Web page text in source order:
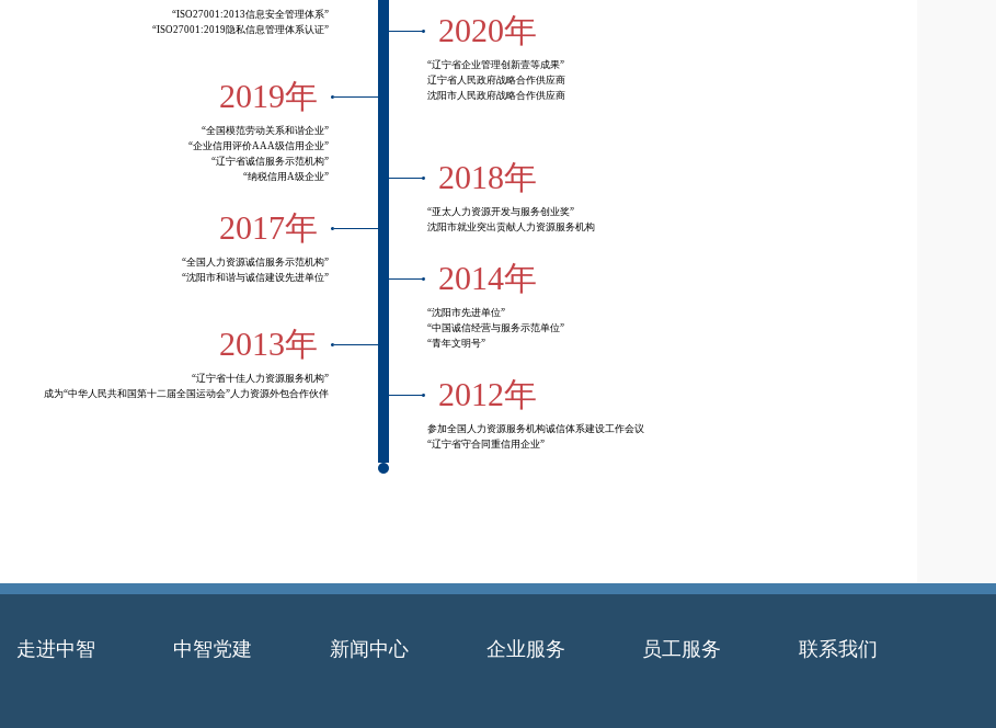
“ISO27001:2013信息安全管理体系”
“ISO27001:2019隐私信息管理体系认证”
2020年
“辽宁省企业管理创新壹等成果”
辽宁省人民政府战略合作供应商
沈阳市人民政府战略合作供应商
2019年
“全国模范劳动关系和谐企业”
“企业信用评价AAA级信用企业”
“辽宁省诚信服务示范机构”
“纳税信用A级企业”
2018年
“亚太人力资源开发与服务创业奖”
沈阳市就业突出贡献人力资源服务机构
2017年
“全国人力资源诚信服务示范机构”
“沈阳市和谐与诚信建设先进单位”
2014年
“沈阳市先进单位”
“中国诚信经营与服务示范单位”
“青年文明号”
2013年
“辽宁省十佳人力资源服务机构”
成为“中华人民共和国第十二届全国运动会”人力资源外包合作伙伴
2012年
参加全国人力资源服务机构诚信体系建设工作会议
“辽宁省守合同重信用企业”
走进中智 中智党建 新闻中心 企业服务 员工服务 联系我们